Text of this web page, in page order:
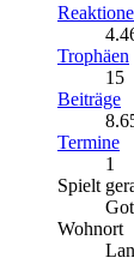
Trophäen
15
Beiträge
Termine
1
Spielt
Wohnort